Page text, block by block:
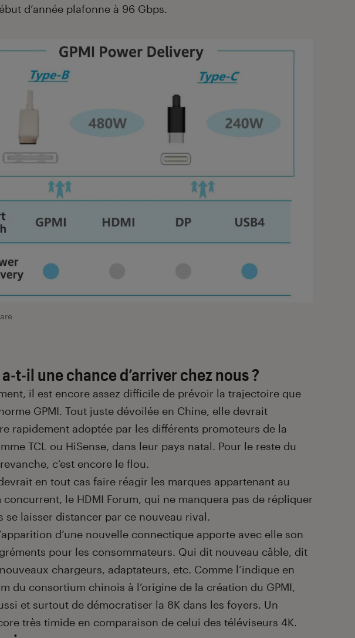
d’année plafonne à 96 Gbps.
a-t-il une chance d’arriver chez nous ?
il est encore assez difficile de prévoir la trajectoire que
GPMI. Tout juste dévoilée en Chine, elle devrait
rapidement adoptée par les différents promoteurs de la
TCL ou HiSense, dans leur pays natal. Pour le reste du
c’est encore le flou.
en tout cas faire réagir les marques appartenant au
le HDMI Forum, qui ne manquera pas de répliquer
se laisser distancer par ce nouveau rival.
d’une nouvelle connectique apporte avec elle son
pour les consommateurs. Qui dit nouveau câble, dit
chargeurs, adaptateurs, etc. Comme l’indique en
du consortium chinois à l’origine de la création du GPMI,
et surtout de démocratiser la 8K dans les foyers. Un
très timide en comparaison de celui des téléviseurs 4K.